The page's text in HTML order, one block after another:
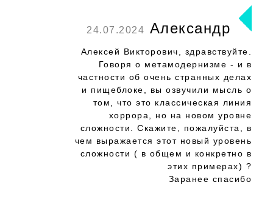
24.07.2024 Александр
Алексей Викторович, здравствуйте.
Говоря о метамодернизме - и в
частности об очень странных делах
и пищеблоке, вы озвучили мысль о
том, что это классическая линия
хоррора, но на новом уровне
сложности. Скажите, пожалуйста, в
чем выражается этот новый уровень
сложности ( в общем и конкретно в
этих примерах) ?
Заранее спасибо